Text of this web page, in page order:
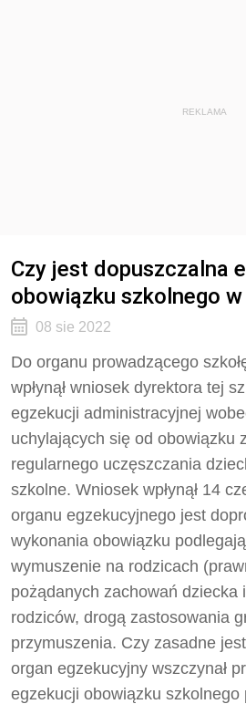
REKLAMA
Czy jest dopuszczalna
obowiązku szkolnego
08 sie 2022
Do organu prowadzącego
wpłynął wniosek dyrektora tej
egzekucji administracyjnej
uchylających się od obowiązku
regularnego uczęszczania
szkolne. Wniosek wpłynął 14
organu egzekucyjnego jest
wykonania obowiązku
wymuszenie na rodzicach
pożądanych zachowań dziecka
rodziców, drogą zastosowania
przymuszenia. Czy zasadne
organ egzekucyjny wszczynał
egzekucji obowiązku szkolnego